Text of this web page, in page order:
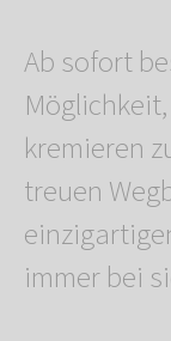
Ab sofort
kremieren
treuen
immer bei